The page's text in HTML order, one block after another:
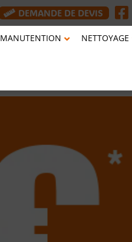
DEMANDE DE DEVIS
MANUTENTION NETTOYAGE